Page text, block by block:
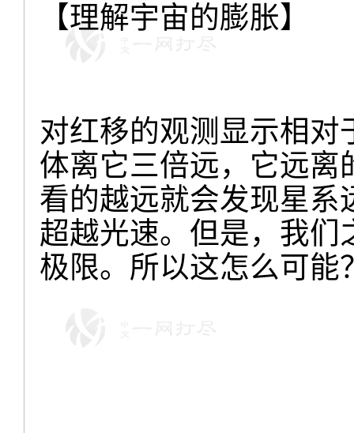
【理解宇宙的膨胀】
对红移的观测显示相
体离它三倍远，它远离
看的越远就会发现星系
超越光速。但是，我
极限。所以这怎么可能